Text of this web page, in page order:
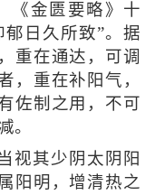
《金匮要略》十
日久所致”。据
重在通达，可调
，重在补阳气，
佐制之用，不可
。
视其少阴太阴阳
阳明，增清热之